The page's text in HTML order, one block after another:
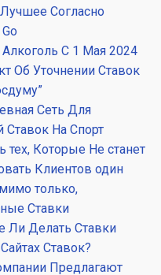
Согласно
С 1 Мая 2024
Об Уточнении Ставок
Сеть Для
Ставок На Спорт
тех, Которые Не станет
Клиентов один
только,
Ставки
Ли Делать Ставки
Ставок?
Предлагают